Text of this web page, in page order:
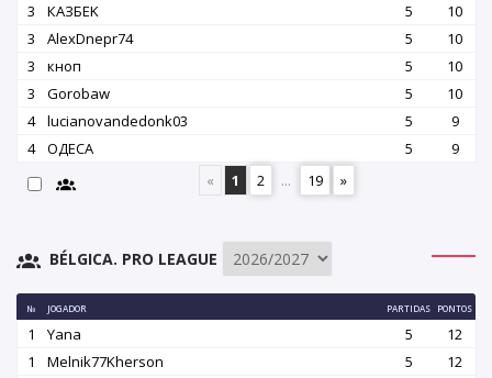
3
КАЗБEK 5
10
3
AlexDnepr74 5
10
3
кноп 5
10
3
Gorobaw 5
10
4
lucianovandedonk03 5
9
4
OДЕСА 5
9
«
1 2 ... 19 »
BÉLGICA. PRO LEAGUE
№ JOGADOR PARTIDAS PONTOS
1 Yana 5
12
1
Melnik77Kherson 5
12